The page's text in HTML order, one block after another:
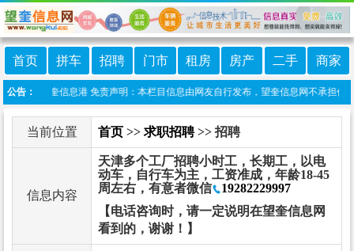
首页 拼车 招聘 门市 租房 房产 二手 商家
公告：
程序:望奎信息港 免责声明：本栏目信息由网友自行发布，望奎信息网不承担任
当前位置 首页 >> 求职招聘>> 招聘
信息内容
天津多个工厂招聘小时工，长期工，以电
动车，自行车为主，工资准成，年龄18-45
周左右，有意者微信
19282229997
【电话咨询时，请一定说明在望奎信息网
看到的，谢谢！】